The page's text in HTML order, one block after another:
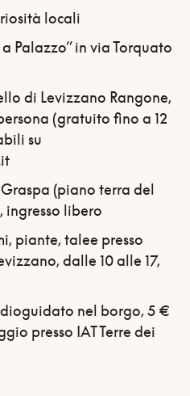
locali
a Palazzo” in via Torquato
di Levizzano Rangone,
(gratuito fino a 12
su
(piano terra del
ingresso libero
piante, talee presso
dalle 10 alle 17,
nel borgo, 5 €
presso IAT Terre dei